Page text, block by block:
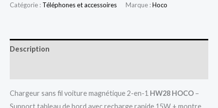
Catégorie : Téléphones et accessoires Marque :Hoco
Description
Chargeur sans fil voiture magnétique 2-en-1 HW28 HOCO –
Support tableau de bord avec recharge rapide 15W + montre